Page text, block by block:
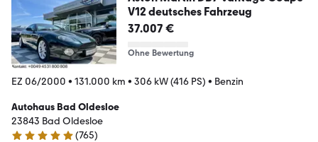
V12 deutsches Fahrzeug
37.007 €
Ohne Bewertung
EZ 06/2000 • 131.000 km • 306 kW (416 PS) • Benzin
Autohaus Bad Oldesloe
23843 Bad Oldesloe
(765)